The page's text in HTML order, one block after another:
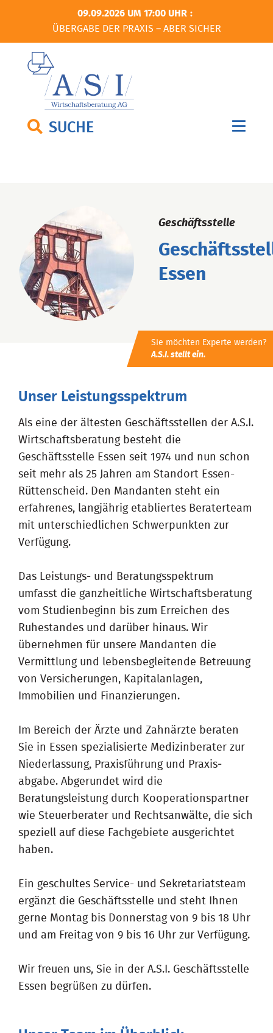
09.09.2026 UM 17:00 UHR
ÜBERGABE DER PRAXIS – ABER SICHER
SUCHE
Geschäftsstelle
Essen
Sie möchten Experte werden?
A.S.I. stellt ein.
Unser Leistungsspektrum
Als eine der ältesten Geschäftsstellen der A.S.I.
Wirtschaftsberatung besteht die
Geschäftsstelle Essen seit 1974 und nun schon
seit mehr als 25 Jahren am Standort Essen-
Rüttenscheid. Den Mandanten steht ein
erfahrenes, langjährig etabliertes Beraterteam
mit unterschiedlichen Schwerpunkten zur
Verfügung.
Das Leistungs- und Beratungsspektrum
umfasst die ganzheitliche Wirt­schafts­beratung
vom Studienbeginn bis zum Erreichen des
Ruhestandes und darüber hinaus. Wir
übernehmen für unsere Mandanten die
Vermittlung und lebens­be­gleit­ende Betreuung
von Versicherungen, Kapitalanlagen,
Immobilien und Finanzierungen.
Im Bereich der Ärzte und Zahnärzte beraten
Sie in Essen spezialisierte Medizin­berater zur
Niederlassung, Praxisführung und Praxis­
abgabe. Abgerundet wird die
Beratungsleistung durch Kooperationspartner
wie Steuerberater und Rechtsanwälte, die sich
speziell auf diese Fachgebiete ausgerichtet
haben.
Ein geschultes Service- und Sekretariatsteam
ergänzt die Geschäftsstelle und steht Ihnen
gerne Montag bis Donnerstag von 9 bis 18 Uhr
und am Freitag von 9 bis 16 Uhr zur Verfügung.
Wir freuen uns, Sie in der A.S.I. Geschäftsstelle
Essen begrüßen zu dürfen.